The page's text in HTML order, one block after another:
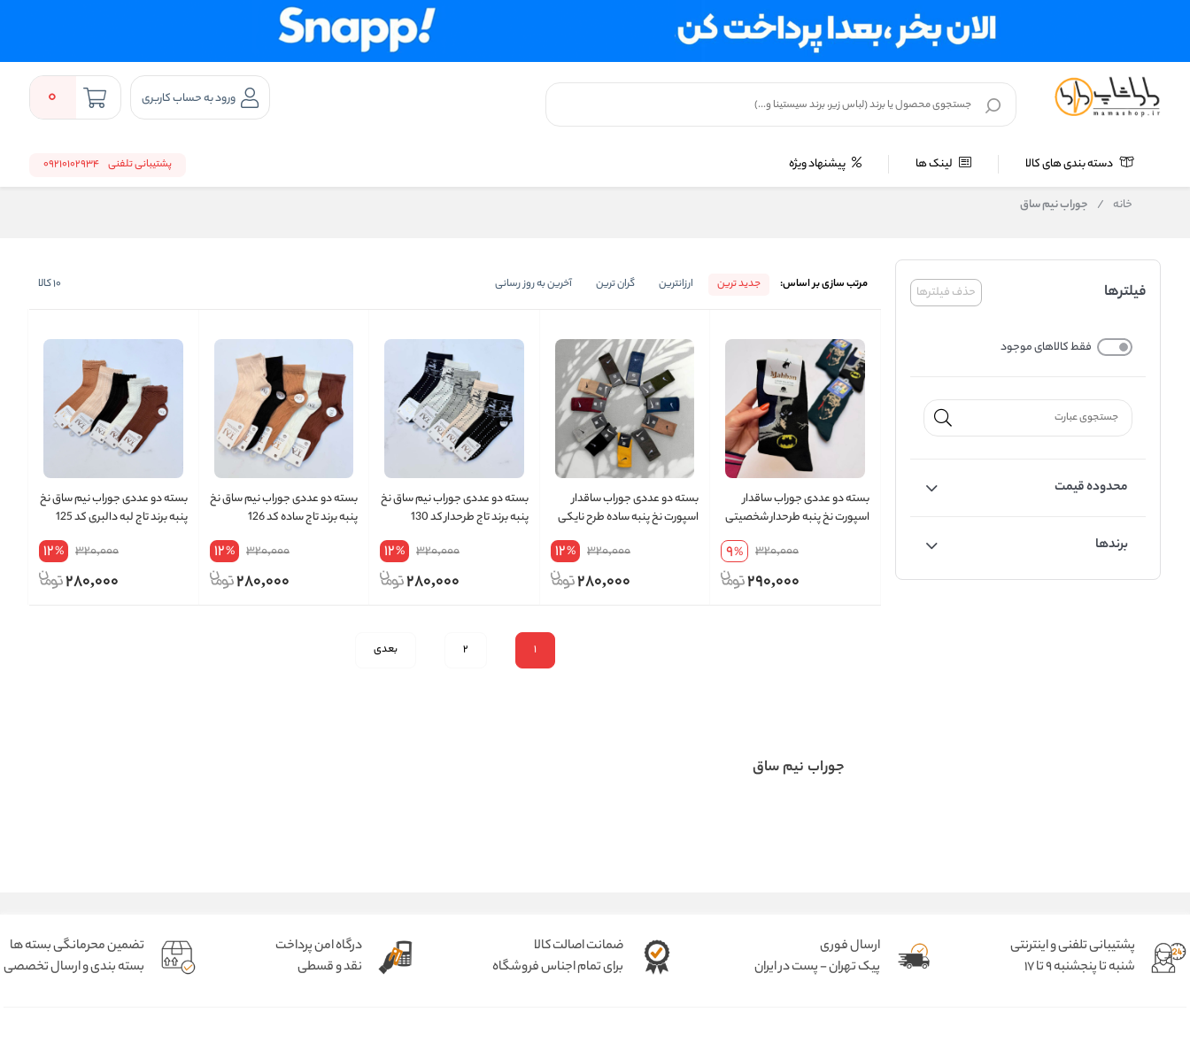
ورود به حساب کاربری 0
دسته بندی های کالا لینک ها پیشنهاد ویژه پشتیبانی تلفنی 09210102934
خانه / جوراب نیم ساق
حذف فیلترها فیلترها
فقط کالاهای موجود
محدوده قیمت
برندها
مرتب سازی بر اساس: جدید ترین ارزانترین گران ترین آخرین به روز رسانی 10کالا
بسته دو عددی جوراب ساقدار
اسپورت نخ پنبه طرحدار شخصیتی
320,000
9%
290,000
بسته دو عددی جوراب ساقدار
اسپورت نخ پنبه ساده طرح نایکی
320,000
12%
280,000
بسته دو عددی جوراب نیم ساق نخ
پنبه برند تاج طرحدار کد 130
320,000
12%
280,000
بسته دو عددی جوراب نیم ساق نخ
پنبه برند تاج ساده کد 126
320,000
12%
280,000
بسته دو عددی جوراب نیم ساق نخ
پنبه برند تاج لبه دالبری کد 125
320,000
12%
280,000
1
2 بعدی
جوراب نیم ساق
پشتیبانی تلفنی و اینترنتی
شنبه تا پنجشنبه 9 تا 17
ارسال فوری
پیک تهران - پست در ایران
ضمانت اصالت کالا
برای تمام اجناس فروشگاه
درگاه امن پرداخت
نقد و قسطی
تضمین محرمانگی بسته ها
بسته بندی و ارسال تخصصی